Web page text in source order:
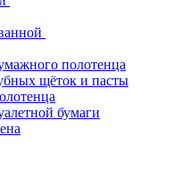
полотенца
щёток и пасты
бумаги